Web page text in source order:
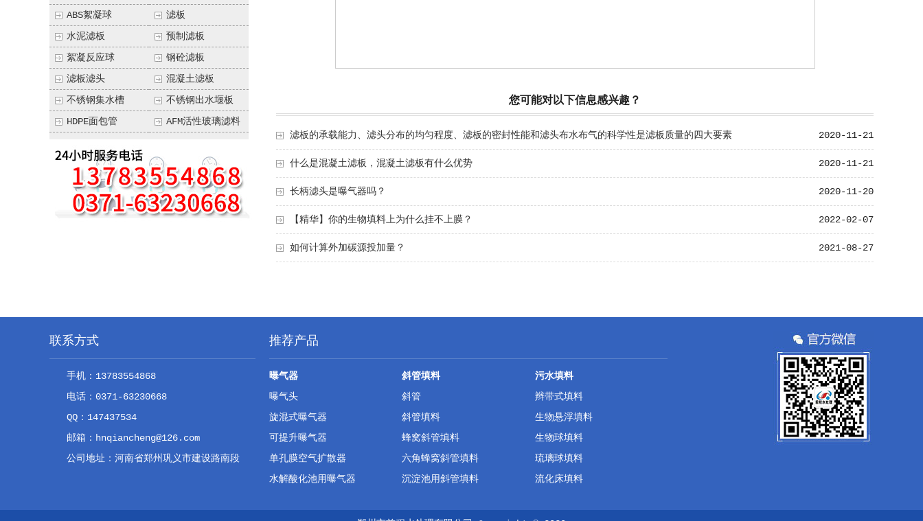
ABS絮凝球
滤板
水泥滤板
预制滤板
絮凝反应球
钢砼滤板
滤板滤头
混凝土滤板
不锈钢集水槽
不锈钢出水堰板
HDPE面包管
AFM活性玻璃滤料
您可能对以下信息感兴趣？
2020-11-21
滤板的承载能力、滤头分布的均匀程度、滤板的密封性能和滤头布水布气的科学性是滤板质量的四大要素
2020-11-21
什么是混凝土滤板，混凝土滤板有什么优势
2020-11-20
长柄滤头是曝气器吗？
2022-02-07
【精华】你的生物填料上为什么挂不上膜？
2021-08-27
如何计算外加碳源投加量？
联系方式
手机：13783554868
电话：0371-63230668
QQ：147437534
邮箱：hnqiancheng@126.com
公司地址：河南省郑州巩义市建设路南段
推荐产品
曝气器
曝气头
旋混式曝气器
可提升曝气器
单孔膜空气扩散器
水解酸化池用曝气器
斜管填料
斜管
斜管填料
蜂窝斜管填料
六角蜂窝斜管填料
沉淀池用斜管填料
污水填料
辫带式填料
生物悬浮填料
生物球填料
琉璃球填料
流化床填料